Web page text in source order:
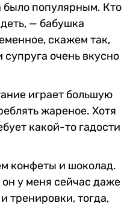
было популярным. Кто
— бабушка
скажем так,
очень вкусно
играет большую
жареное. Хотя
какой-то гадости
конфеты и шоколад.
у меня сейчас даже
тренировки, тогда,